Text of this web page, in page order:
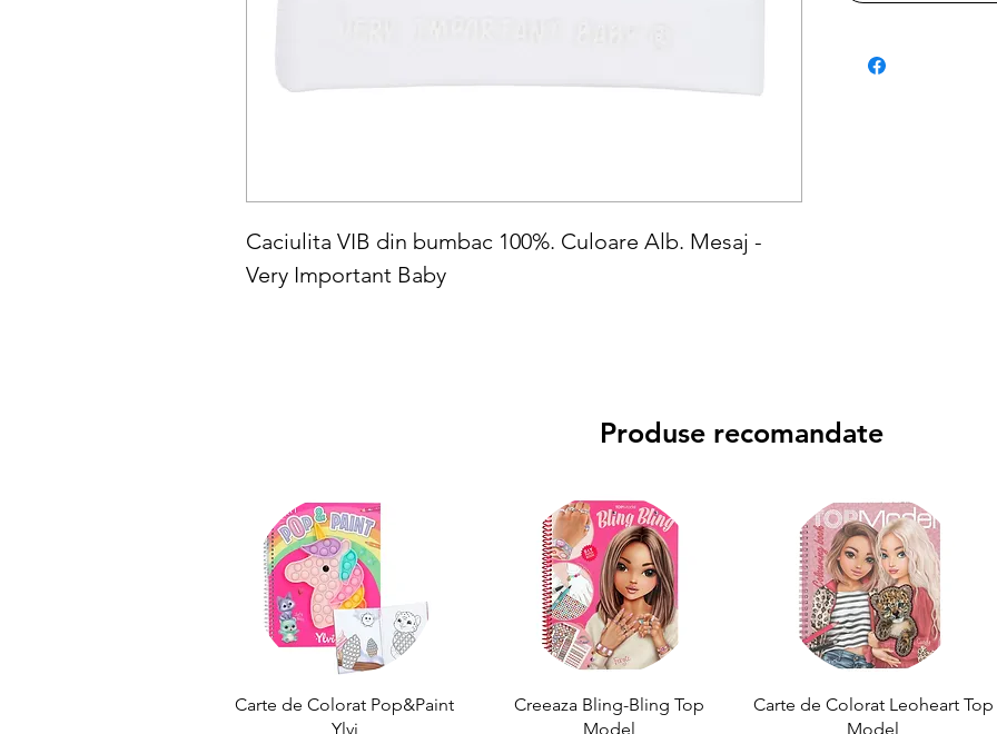
Caciulita VIB din bumbac 100%. Culoare Alb. Mesaj -
Very Important Baby
Produse recomandate
Carte de Colorat Pop&Paint
Ylvi
Creeaza Bling-Bling Top
Model
Carte de Colorat Leoheart Top
Model